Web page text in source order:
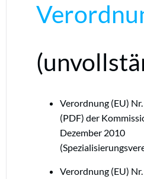
Verordnung (EU)
(PDF) der
Dezember 2010
Verordnung (EU)